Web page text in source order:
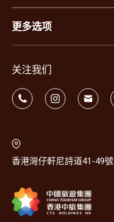
更多选项
关注我们
香港灣仔軒尼詩道41-49號